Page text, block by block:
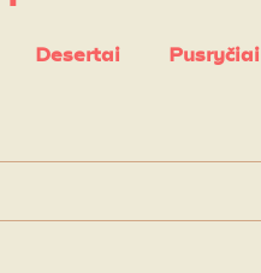
Desertai Pusryčiai